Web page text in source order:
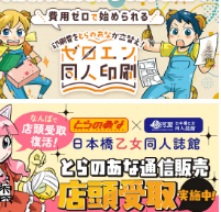
作品詳細